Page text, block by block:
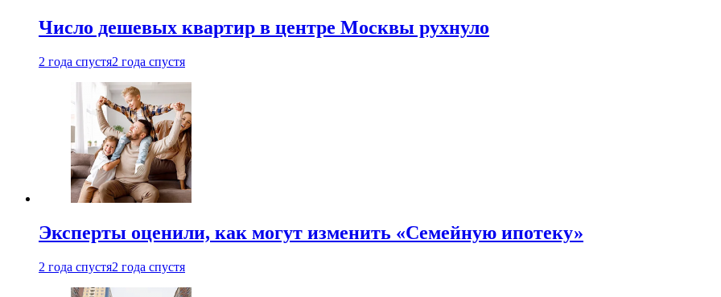
Число дешевых квартир в центре Москвы рухнуло
2 года спустя2 года спустя
Эксперты оценили, как могут изменить «Семейную ипотеку»
2 года спустя2 года спустя